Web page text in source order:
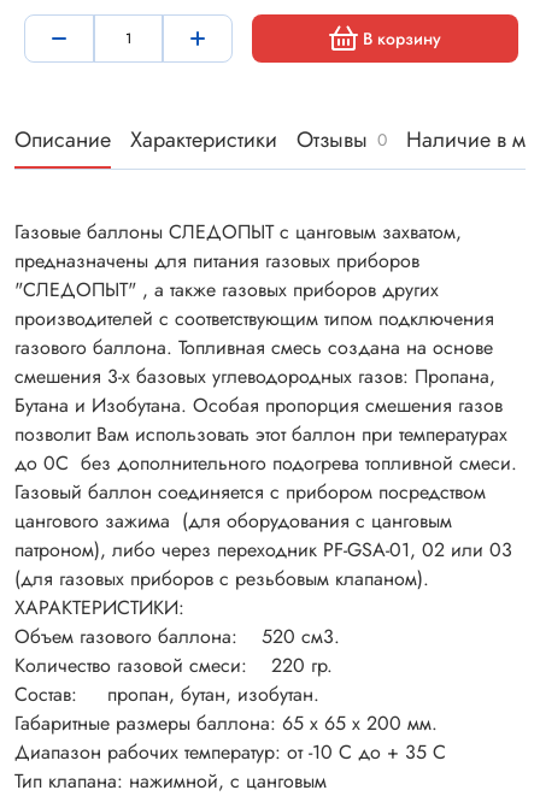
В корзину
Описание Характеристики Отзывы 0 Наличие в
Газовые баллоны СЛЕДОПЫТ с цанговым захватом,
предназначены для питания газовых приборов
"СЛЕДОПЫТ" , а также газовых приборов других
производителей с соответствующим типом подключения
газового баллона. Топливная смесь создана на основе
смешения 3-х базовых углеводородных газов: Пропана,
Бутана и Изобутана. Особая пропорция смешения газов
позволит Вам использовать этот баллон при температурах
до 0С без дополнительного подогрева топливной смеси.
Газовый баллон соединяется с прибором посредством
цангового зажима (для оборудования с цанговым
патроном), либо через переходник PF-GSA-01, 02 или 03
(для газовых приборов с резьбовым клапаном).
ХАРАКТЕРИСТИКИ:
Объем газового баллона: 520 см3.
Количество газовой смеси: 220 гр.
Состав: пропан, бутан, изобутан.
Габаритные размеры баллона: 65 х 65 х 200 мм.
Диапазон рабочих температур: от -10 С до + 35 С
Тип клапана: нажимной, с цанговым